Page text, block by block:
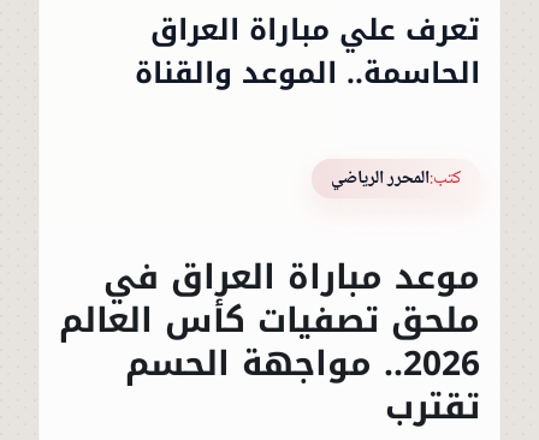
تعرف علي مباراة العراق
الحاسمة.. الموعد والقناة
كتب:المحرر الرياضي
موعد مباراة العراق في
ملحق تصفيات كأس العالم
2026.. مواجهة الحسم
تقترب